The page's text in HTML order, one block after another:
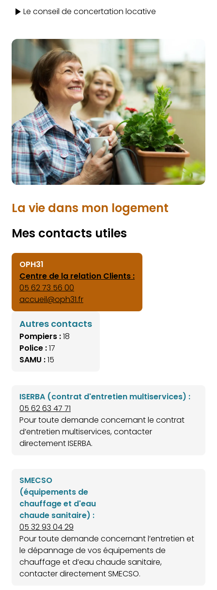
Le conseil de concertation locative
La vie dans mon logement
Mes contacts utiles
OPH31
Centre de la relation Clients :
05 62 73 56 00
accueil@oph31.fr
Autres contacts
Pompiers :18
Police :17
SAMU :15
ISERBA (contrat d'entretien multiservices) :
05 62 63 47 71
Pour toute demande concernant le contrat
d’entretien multiservices, contacter
directement ISERBA.
SMECSO
(équipements de
chauffage et d'eau
chaude sanitaire) :
05 32 93 04 29
Pour toute demande concernant l’entretien et
le dépannage de vos équipements de
chauffage et d’eau chaude sanitaire,
contacter directement SMECSO.